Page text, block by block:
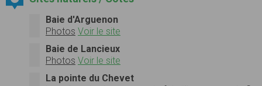
Baie d'Arguenon
Photos Voir le site
Baie de Lancieux
Photos Voir le site
La pointe du Chevet